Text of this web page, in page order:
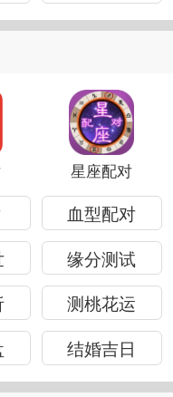
星座配对
血型配对
缘分测试
测桃花运
结婚吉日